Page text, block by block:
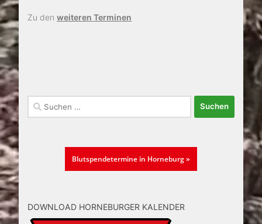
Zu den weiteren Terminen
Suchen
nach:
Blutspendetermine in Horneburg »
DOWNLOAD HORNEBURGER KALENDER